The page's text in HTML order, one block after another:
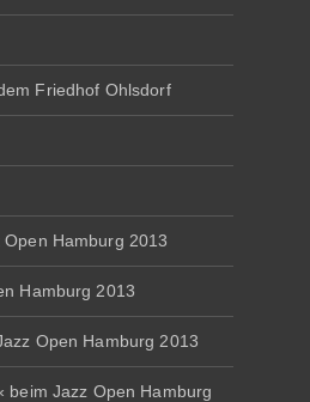
Friedhof Ohlsdorf
Hamburg 2013
Hamburg 2013
Open Hamburg 2013
beim Jazz Open Hamburg